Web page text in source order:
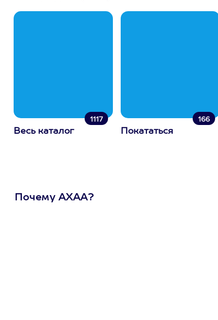
1117
Весь каталог
166
Покататься
Почему АХАА?